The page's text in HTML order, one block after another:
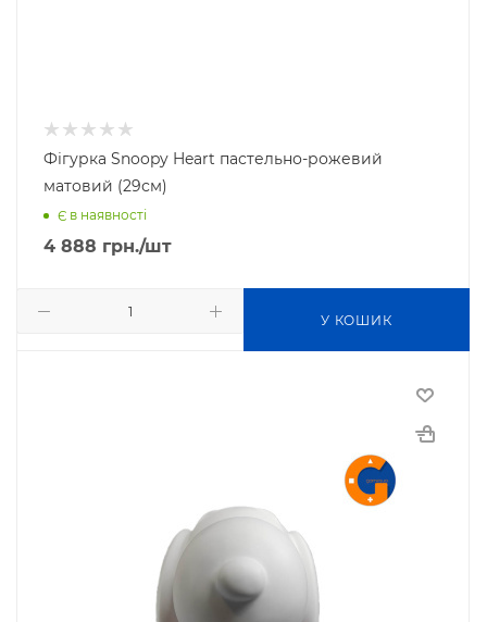
Фігурка Snoopy Heart пастельно-рожевий
матовий (29см)
Є в наявності
4 888 грн./шт
У КОШИК